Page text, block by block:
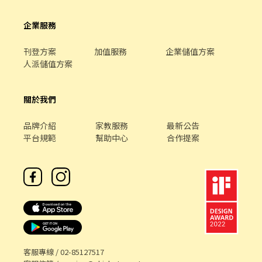
企業服務
刊登方案 加值服務
企業儲值方案
人派儲值方案
關於我們
品牌介紹 家教服務
最新公告
平台規範
幫助中心 合作提案
客服專線 /02-85127517